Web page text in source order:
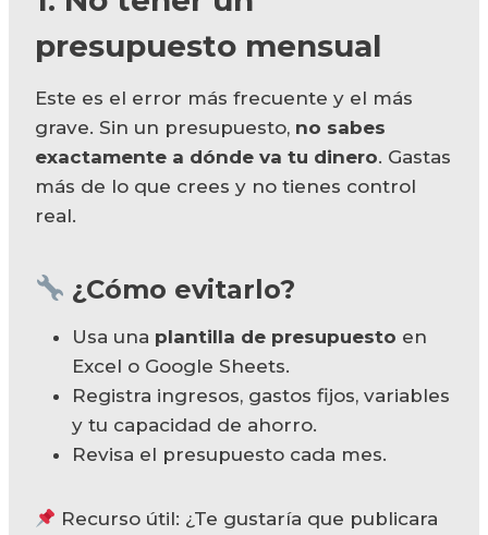
presupuesto mensual
Este es el error más frecuente y el más
grave. Sin un presupuesto, no sabes
exactamente a dónde va tu dinero. Gastas
más de lo que crees y no tienes control
real.
¿Cómo evitarlo?
Usa una plantilla de presupuesto en
Excel o Google Sheets.
Registra ingresos, gastos fijos, variables
y tu capacidad de ahorro.
Revisa el presupuesto cada mes.
Recurso útil: ¿Te gustaría que publicara